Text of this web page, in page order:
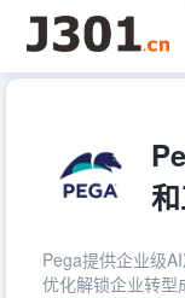
Pega提供企业级
优化解锁企业转型